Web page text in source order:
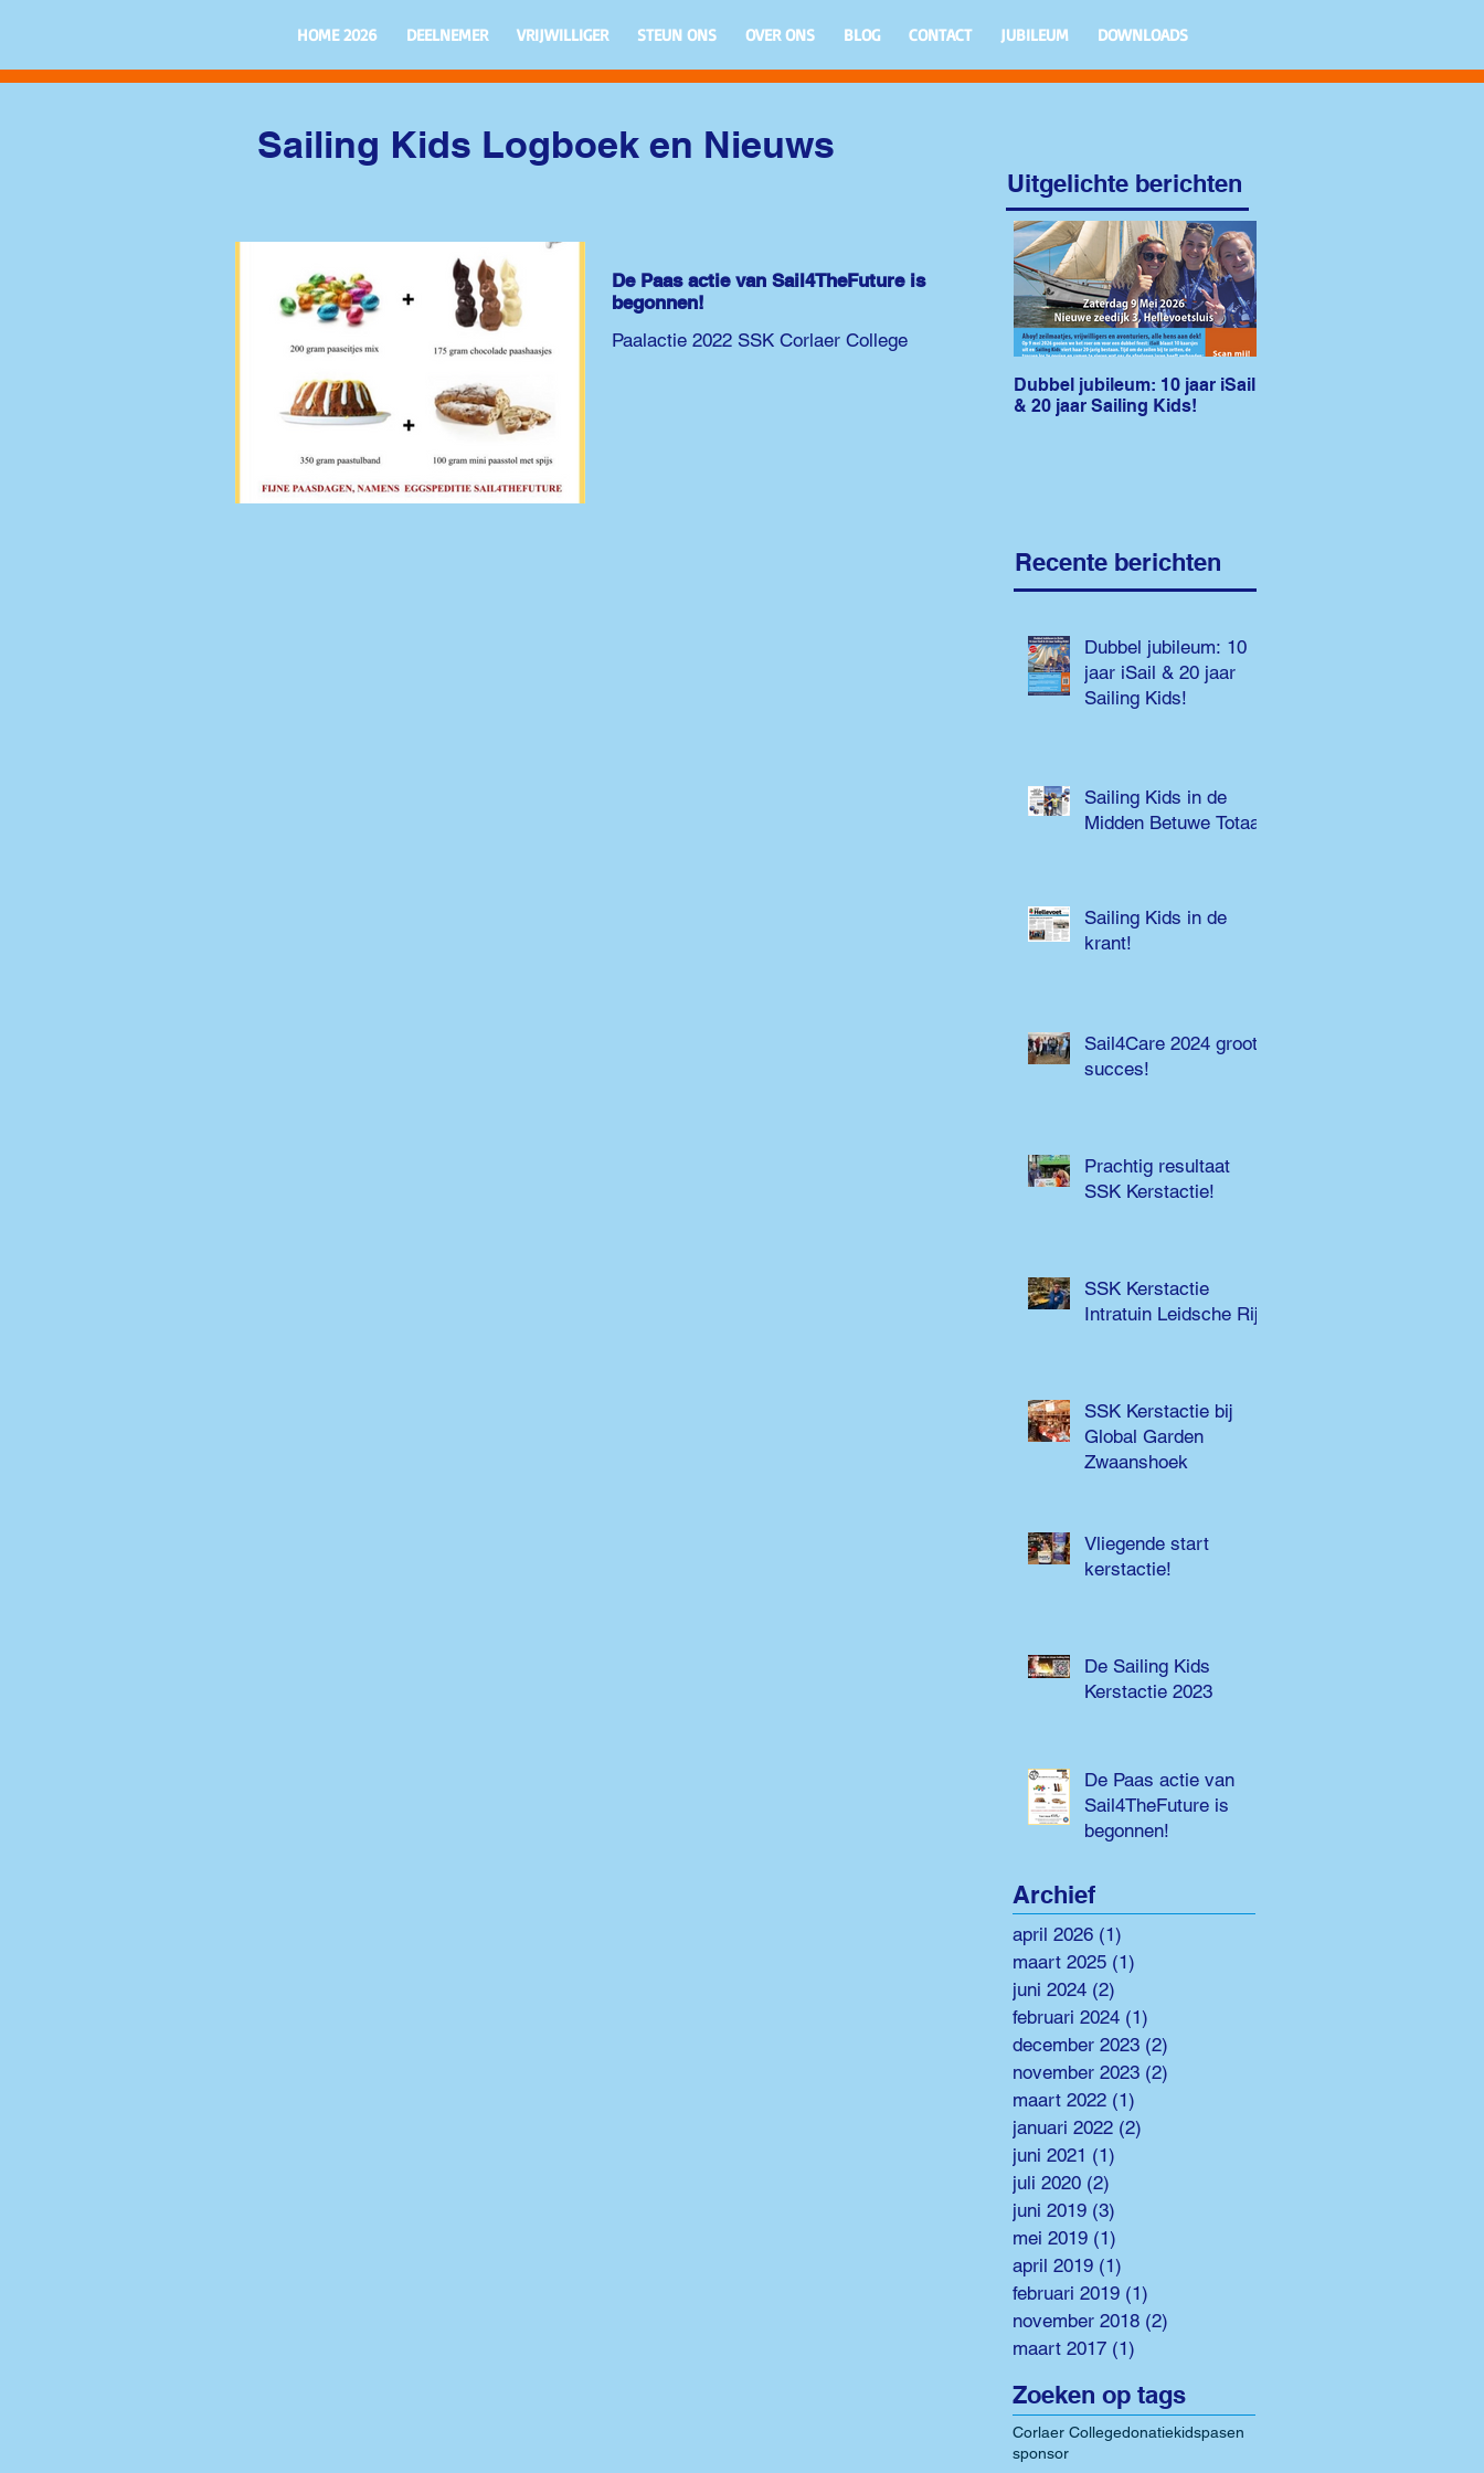
HOME 2026 DEELNEMER VRIJWILLIGER STEUN ONS OVER ONS BLOG CONTACT JUBILEUM DOWNLOADS
Sailing Kids Logboek en Nieuws
Uitgelichte berichten
De Paas actie van Sail4TheFuture is
begonnen!
Paalactie 2022 SSK Corlaer College
Dubbel jubileum: 10 jaar iSail
& 20 jaar Sailing Kids!
Recente berichten
Dubbel jubileum: 10
jaar iSail & 20 jaar
Sailing Kids!
Sailing Kids in de
Midden Betuwe Totaal!
Sailing Kids in de
krant!
Sail4Care 2024 groot
succes!
Prachtig resultaat
SSK Kerstactie!
SSK Kerstactie
Intratuin Leidsche Rijn
SSK Kerstactie bij
Global Garden
Zwaanshoek
Vliegende start
kerstactie!
De Sailing Kids
Kerstactie 2023
De Paas actie van
Sail4TheFuture is
begonnen!
Archief
april 2026 (1)
maart 2025 (1)
juni 2024 (2)
februari 2024 (1)
december 2023 (2)
november 2023 (2)
maart 2022 (1)
januari 2022 (2)
juni 2021 (1)
juli 2020 (2)
juni 2019 (3)
mei 2019 (1)
april 2019 (1)
februari 2019 (1)
november 2018 (2)
maart 2017 (1)
Zoeken op tags
Corlaer Collegedonatiekidspasen
sponsor